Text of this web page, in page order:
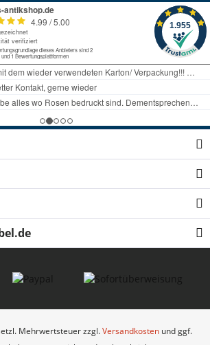
Mehrwertsteuer zzgl.Versandkosten und ggf.